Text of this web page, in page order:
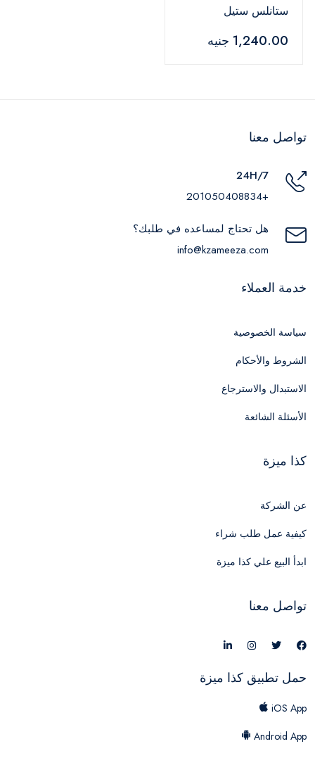
ستانلس ستيل
1,240.00 جنيه
تواصل معنا
24H/7
+201050408834
هل تحتاج لمساعده في طلبك؟
info@kzameeza.com
خدمة العملاء
سياسة الخصوصية
الشروط والأحكام
الاستبدال والاسترجاع
الأسئلة الشائعة
كذا ميزة
عن الشركة
كيفية عمل طلب شراء
ابدأ البيع علي كذا ميزة
تواصل معنا
حمل تطبيق كذا ميزة
iOS App
Android App